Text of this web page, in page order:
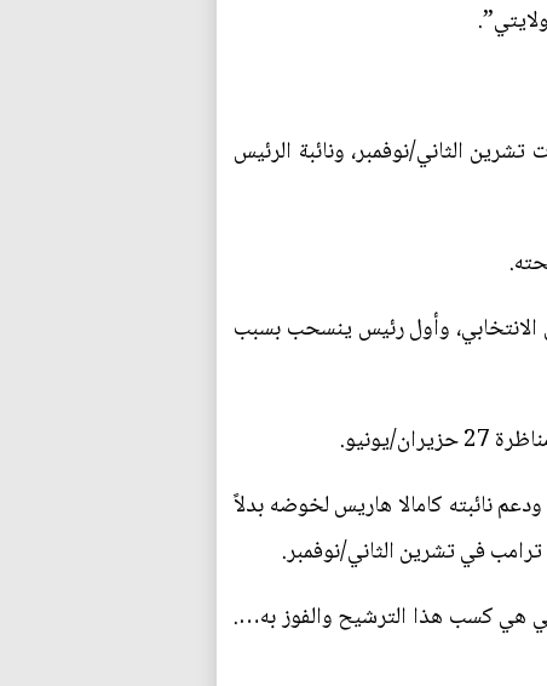
الثاني/نوفمبر، ونائبة الرئيس
وأول رئيس ينسحب بسبب
نائبته كامالا هاريس لخوضه بدلاً
ترامب في تشرين الثاني/نوفمبر.
ونيّتي هي كسب هذا الترشيح والفوز به….